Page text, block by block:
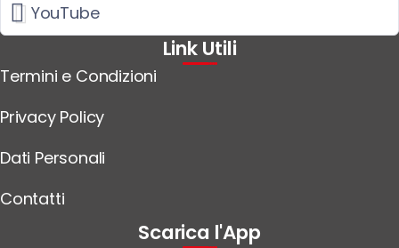
YouTube
Link Utili
Termini e Condizioni
Privacy Policy
Dati Personali
Contatti
Scarica l'App